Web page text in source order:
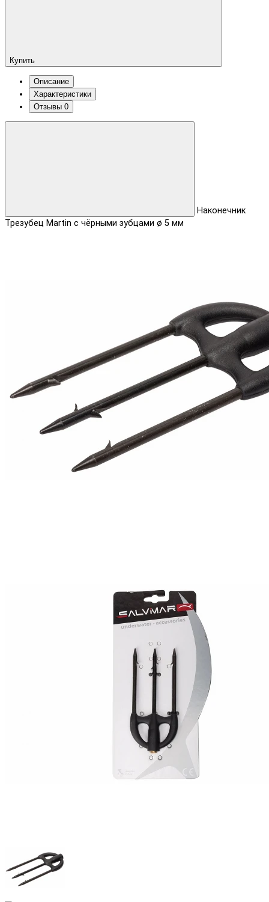
Купить
Описание
Характеристики
Отзывы 0
Наконечник
Трезубец Martin с чёрными зубцами ø 5 мм